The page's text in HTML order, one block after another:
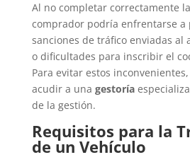
Al no completar correctamente la
comprador podría enfrentarse a
sanciones de tráfico enviadas
o dificultades para inscribir el
Para evitar estos
acudir a una gestoría
de la gestión.
Requisitos para la
de un Vehículo